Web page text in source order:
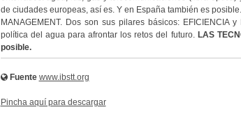
de ciudades europeas, así es. Y en España también es
MANAGEMENT. Dos son sus pilares básicos: EFICIENCIA
política del agua para afrontar los retos del futuro. LAS
posible.
Fuente www.ibstt.org
Pincha aquí para descargar